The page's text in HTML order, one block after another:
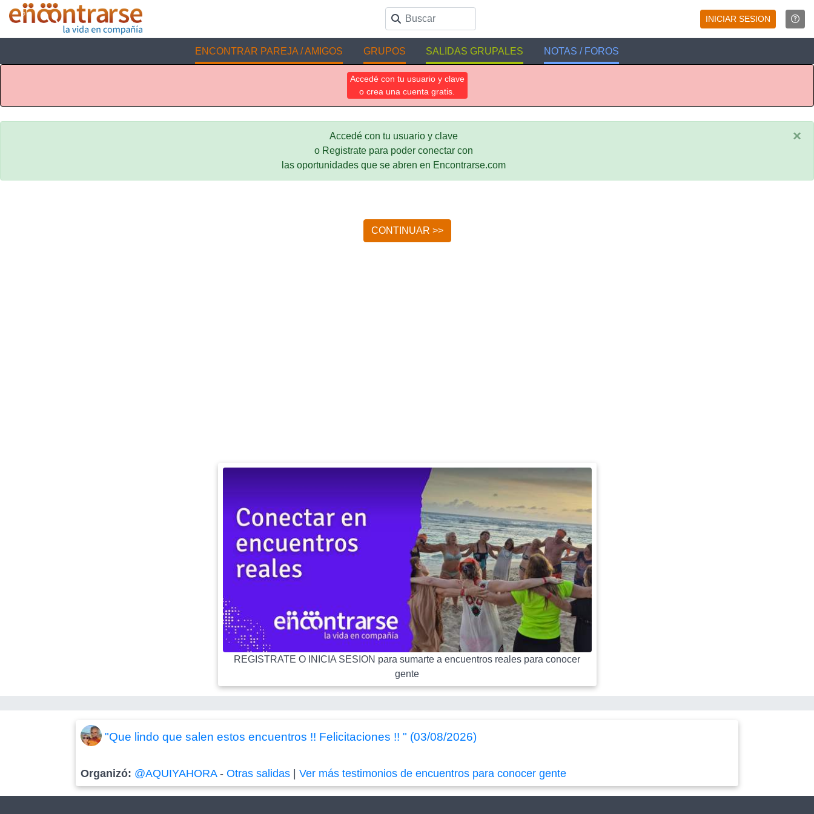
INICIAR SESION
ENCONTRAR PAREJA / AMIGOS GRUPOS SALIDAS GRUPALES NOTAS / FOROS
Accedé con tu usuario y clave
o crea una cuenta gratis.
Accedé con tu usuario y clave
o Registrate para poder conectar con
las oportunidades que se abren en Encontrarse.com
×
CONTINUAR >>
REGISTRATE O INICIA SESION para sumarte a encuentros reales para conocer
gente
"Que lindo que salen estos encuentros !! Felicitaciones !! " (03/08/2026)
Organizó: @AQUIYAHORA-Otras salidas |Ver más testimonios de encuentros para conocer gente